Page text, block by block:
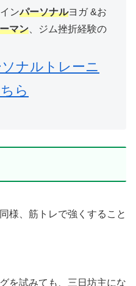
ンパーソナルヨガ &お
マン 、ジム挫折経験の
ナルトレーニ
ら
様、筋トレで強くすること
を試みても、三日坊主にな